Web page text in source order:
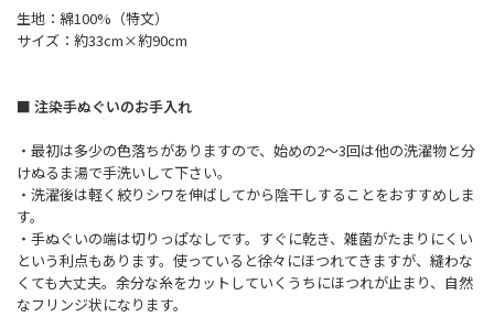
生地：綿100%（特文）
サイズ：約33cm×約90cm
■ 注染手ぬぐいのお手入れ
・最初は多少の色落ちがありますので、始めの2～3回は他の洗濯物と分
けぬるま湯で手洗いして下さい。
・洗濯後は軽く絞りシワを伸ばしてから陰干しすることをおすすめしま
す。
・手ぬぐいの端は切りっぱなしです。すぐに乾き、雑菌がたまりにくい
という利点もあります。使っていると徐々にほつれてきますが、縫わな
くても大丈夫。余分な糸をカットしていくうちにほつれが止まり、自然
なフリンジ状になります。